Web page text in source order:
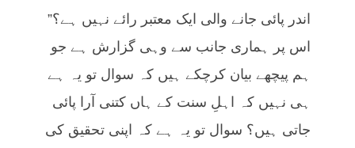
اندر پائی جانے والی ایک معتبر رائے نہیں ہے؟”
اس پر ہماری جانب سے وہی گزارش ہے جو
ہم پیچھے بیان کرچکے ہیں کہ سوال تو یہ ہے
ہی نہیں کہ اہلِ سنت کے ہاں کتنی آرا پائی
جاتی ہیں؟ سوال تو یہ ہے کہ اپنی تحقیق کی